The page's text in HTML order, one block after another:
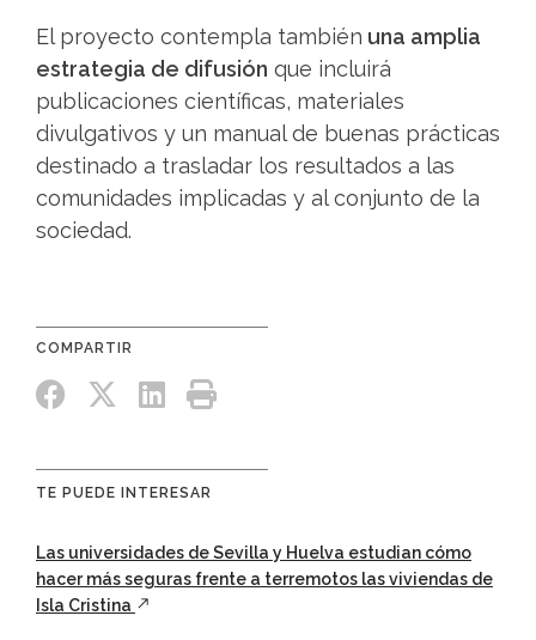
El proyecto contempla también una amplia
estrategia de difusión que incluirá
publicaciones científicas, materiales
divulgativos y un manual de buenas prácticas
destinado a trasladar los resultados a las
comunidades implicadas y al conjunto de la
sociedad.
TE PUEDE INTERESAR
Las universidades de Sevilla y Huelva estudian cómo
hacer más seguras frente a terremotos las viviendas de
Isla Cristina